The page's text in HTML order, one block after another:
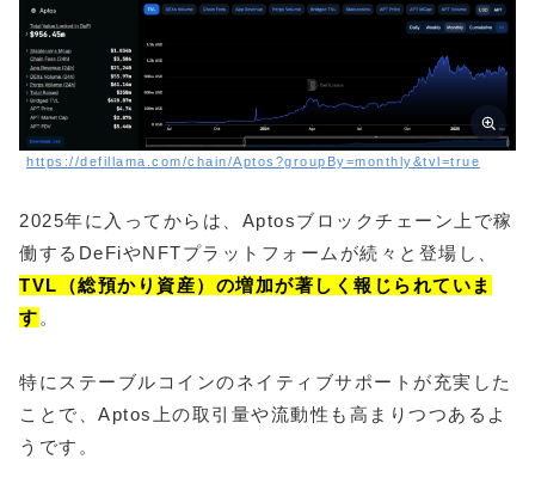
https://defillama.com/chain/Aptos?groupBy=monthly&tvl=true
2025年に入ってからは、Aptosブロックチェーン上で稼
働するDeFiやNFTプラットフォームが続々と登場し、
TVL（総預かり資産）の増加が著しく報じられていま
す 。
特にステーブルコインのネイティブサポートが充実した
ことで、Aptos上の取引量や流動性も高まりつつあるよ
うです。